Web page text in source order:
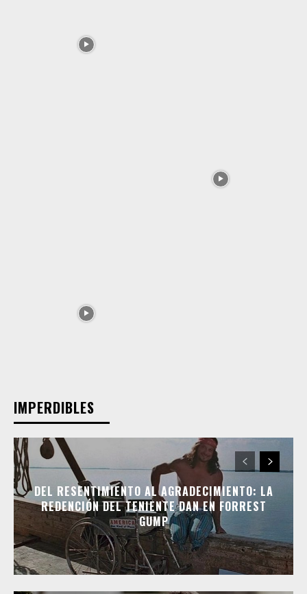
IMPERDIBLES
DEL RESENTIMIENTO AL AGRADECIMIENTO: LA
REDENCIÓN DEL TENIENTE DAN EN FORREST
GUMP